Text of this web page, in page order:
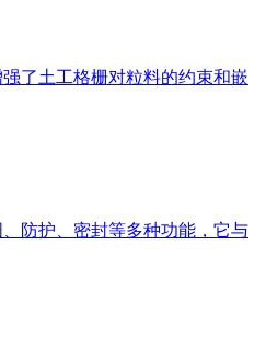
了土工格栅对粒料的约束和嵌
防护、密封等多种功能，它与